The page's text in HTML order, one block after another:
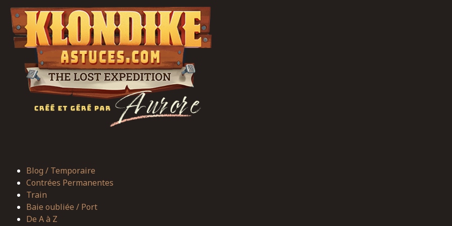
Blog / Temporaire
Contrées Permanentes
Train
Baie oubliée / Port
De A à Z